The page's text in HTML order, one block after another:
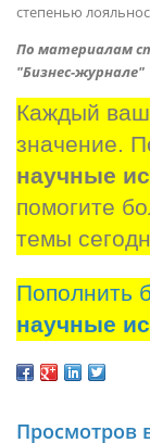
степенью
По материалам
"Бизнес-журнале"
Каждый
значение.
научные
помогите
темы
Пополнить
научные
Просмотров